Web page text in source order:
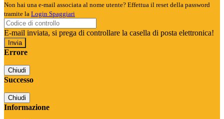
Non hai una e-mail associata al nome utente? Effettua il reset della password
tramite la Login Spaggiari
E-mail inviata, si prega di controllare la casella di posta elettronica!
Errore
Chiudi
Successo
Chiudi
Informazione